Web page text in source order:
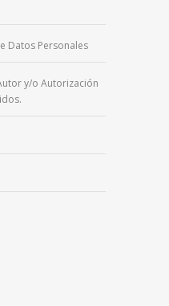
Datos Personales
y/o Autorización